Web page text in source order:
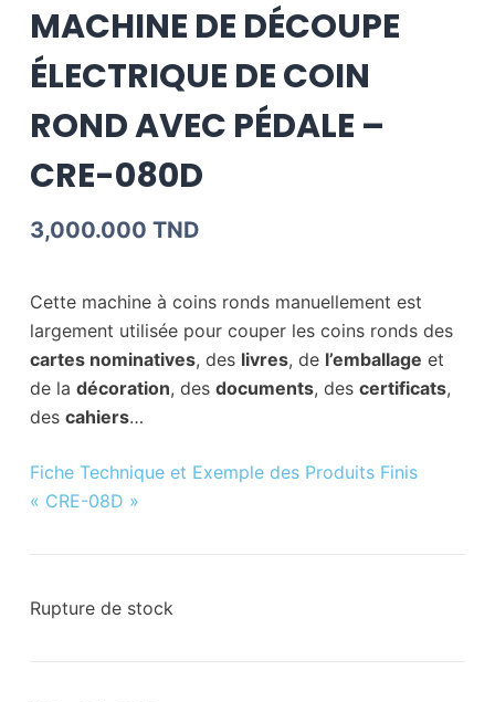
MACHINE DE DÉCOUPE
ÉLECTRIQUE DE COIN
ROND AVEC PÉDALE –
CRE-080D
3,000.000 TND
Cette machine à coins ronds manuellement est
largement utilisée pour couper les coins ronds des
cartes nominatives, des livres, de l’emballage et
de la décoration, des documents, des certificats,
des cahiers…
Fiche Technique et Exemple des Produits Finis
« CRE-08D »
Rupture de stock